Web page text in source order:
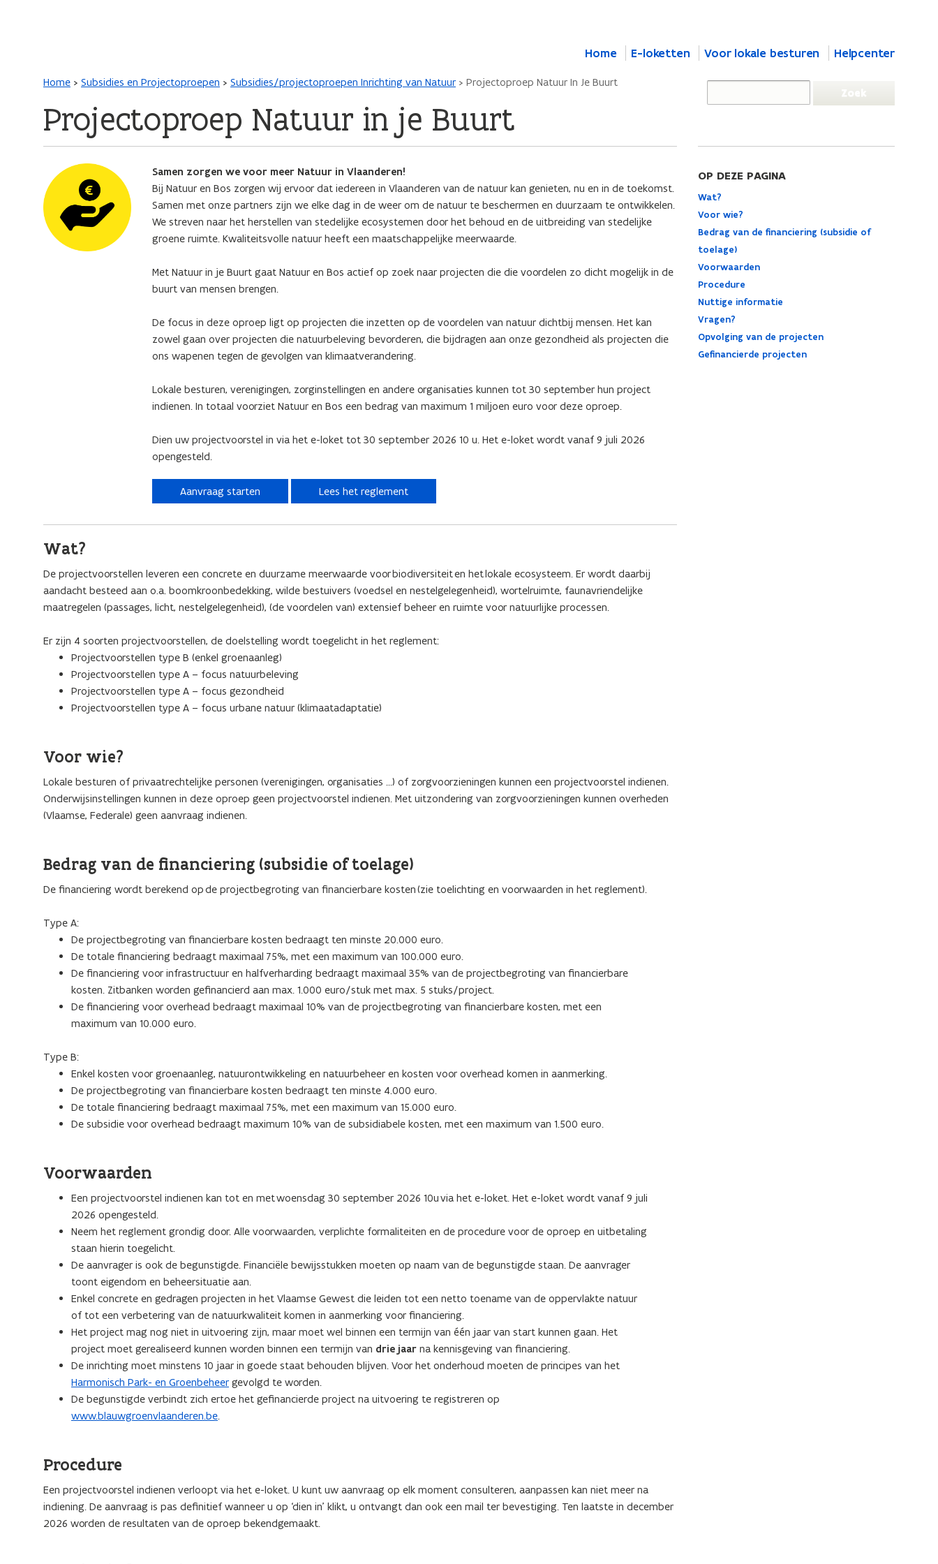
de
inhoud
gaan
Home E-loketten Voor lokale besturen Helpcenter
Kruimelpad
Home Subsidies en Projectoproepen Subsidies/projectoproepen Inrichting van Natuur Projectoproep Natuur In Je Buurt
Projectoproep Natuur in je Buurt
Afbeelding Samen zorgen we voor meer Natuur in Vlaanderen!
Bij Natuur en Bos zorgen wij ervoor dat iedereen in Vlaanderen van de natuur kan genieten, nu en in de toekomst.
Samen met onze partners zijn we elke dag in de weer om de natuur te beschermen en duurzaam te ontwikkelen.
We streven naar het herstellen van stedelijke ecosystemen door het behoud en de uitbreiding van stedelijke
groene ruimte. Kwaliteitsvolle natuur heeft een maatschappelijke meerwaarde.
Met Natuur in je Buurt gaat Natuur en Bos actief op zoek naar projecten die die voordelen zo dicht mogelijk in de
buurt van mensen brengen.
De focus in deze oproep ligt op projecten die inzetten op de voordelen van natuur dichtbij mensen. Het kan
zowel gaan over projecten die natuurbeleving bevorderen, die bijdragen aan onze gezondheid als projecten die
ons wapenen tegen de gevolgen van klimaatverandering.
Lokale besturen, verenigingen, zorginstellingen en andere organisaties kunnen tot 30 september hun project
indienen. In totaal voorziet Natuur en Bos een bedrag van maximum 1 miljoen euro voor deze oproep.
Dien uw projectvoorstel in via het e-loket tot 30 september 2026 10 u. Het e-loket wordt vanaf 9 juli 2026
opengesteld.
Aanvraag starten Lees het reglement
Wat?
De projectvoorstellen leveren een concrete en duurzame meerwaarde voor biodiversiteit en het lokale ecosysteem. Er wordt daarbij
aandacht besteed aan o.a. boomkroonbedekking, wilde bestuivers (voedsel en nestelgelegenheid), wortelruimte, faunavriendelijke
maatregelen (passages, licht, nestelgelegenheid), (de voordelen van) extensief beheer en ruimte voor natuurlijke processen.
Er zijn 4 soorten projectvoorstellen, de doelstelling wordt toegelicht in het reglement:
Projectvoorstellen type B (enkel groenaanleg)
Projectvoorstellen type A – focus natuurbeleving
Projectvoorstellen type A – focus gezondheid
Projectvoorstellen type A – focus urbane natuur (klimaatadaptatie)
Voor wie?
Lokale besturen of privaatrechtelijke personen (verenigingen, organisaties …) of zorgvoorzieningen kunnen een projectvoorstel indienen.
Onderwijsinstellingen kunnen in deze oproep geen projectvoorstel indienen. Met uitzondering van zorgvoorzieningen kunnen overheden
(Vlaamse, Federale) geen aanvraag indienen.
Bedrag van de financiering (subsidie of toelage)
De financiering wordt berekend op de projectbegroting van financierbare kosten (zie toelichting en voorwaarden in het reglement).
Type A:
De projectbegroting van financierbare kosten bedraagt ten minste 20.000 euro.
De totale financiering bedraagt maximaal 75%, met een maximum van 100.000 euro.
De financiering voor infrastructuur en halfverharding bedraagt maximaal 35% van de projectbegroting van financierbare
kosten. Zitbanken worden gefinancierd aan max. 1.000 euro/stuk met max. 5 stuks/project.
De financiering voor overhead bedraagt maximaal 10% van de projectbegroting van financierbare kosten, met een
maximum van 10.000 euro.
Type B:
Enkel kosten voor groenaanleg, natuurontwikkeling en natuurbeheer en kosten voor overhead komen in aanmerking.
De projectbegroting van financierbare kosten bedraagt ten minste 4.000 euro.
De totale financiering bedraagt maximaal 75%, met een maximum van 15.000 euro.
De subsidie voor overhead bedraagt maximum 10% van de subsidiabele kosten, met een maximum van 1.500 euro.
Voorwaarden
Een projectvoorstel indienen kan tot en met woensdag 30 september 2026 10u via het e-loket. Het e-loket wordt vanaf 9 juli
2026 opengesteld.
Neem het reglement grondig door. Alle voorwaarden, verplichte formaliteiten en de procedure voor de oproep en uitbetaling
staan hierin toegelicht.
De aanvrager is ook de begunstigde. Financiële bewijsstukken moeten op naam van de begunstigde staan. De aanvrager
toont eigendom en beheersituatie aan.
Enkel concrete en gedragen projecten in het Vlaamse Gewest die leiden tot een netto toename van de oppervlakte natuur
of tot een verbetering van de natuurkwaliteit komen in aanmerking voor financiering.
Het project mag nog niet in uitvoering zijn, maar moet wel binnen een termijn van één jaar van start kunnen gaan. Het
project moet gerealiseerd kunnen worden binnen een termijn van drie jaar na kennisgeving van financiering.
De inrichting moet minstens 10 jaar in goede staat behouden blijven. Voor het onderhoud moeten de principes van het
Harmonisch Park- en Groenbeheer gevolgd te worden.
De begunstigde verbindt zich ertoe het gefinancierde project na uitvoering te registreren op
www.blauwgroenvlaanderen.be.
Procedure
Een projectvoorstel indienen verloopt via het e-loket. U kunt uw aanvraag op elk moment consulteren, aanpassen kan niet meer na
indiening. De aanvraag is pas definitief wanneer u op ‘dien in’ klikt, u ontvangt dan ook een mail ter bevestiging. Ten laatste in december
2026 worden de resultaten van de oproep bekendgemaakt.
OP DEZE PAGINA
Wat?
Voor wie?
Bedrag van de financiering (subsidie of
toelage)
Voorwaarden
Procedure
Nuttige informatie
Vragen?
Opvolging van de projecten
Gefinancierde projecten